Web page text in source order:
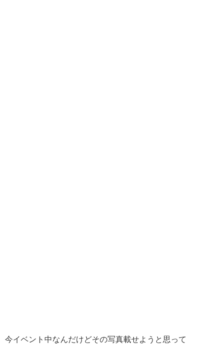
今イベント中なんだけどその写真載せようと思って